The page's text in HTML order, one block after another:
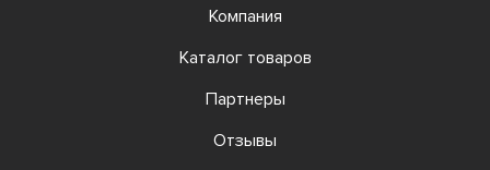
Компания
Каталог товаров
Партнеры
Отзывы